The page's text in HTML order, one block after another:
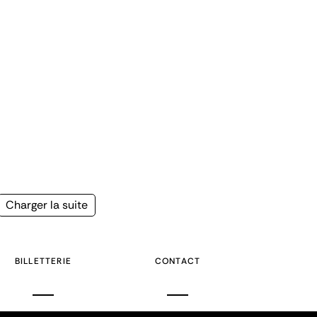
Page
Charger la suite
BILLETTERIE CONTACT